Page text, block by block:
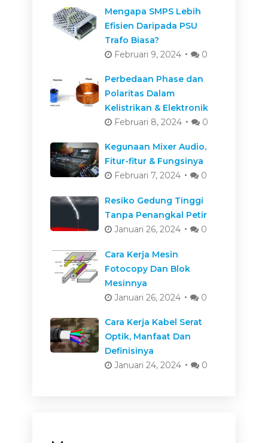
Mengapa SMPS Lebih
Efisien Daripada PSU
Trafo Biasa?
Februari 9, 2024
0
Perbedaan Phase dan
Polaritas Dalam
Kelistrikan & Elektronik
Februari 8, 2024
0
Kegunaan Mixer Audio,
Fitur-fitur & Fungsinya
Februari 7, 2024
0
Resiko Gedung Tinggi
Tanpa Penangkal Petir
Januari 26, 2024
0
Cara Kerja Mesin
Fotocopy Dan Blok
Mesinnya
Januari 26, 2024
0
Cara Kerja Kabel Serat
Optik, Manfaat Dan
Definisinya
Januari 24, 2024
0